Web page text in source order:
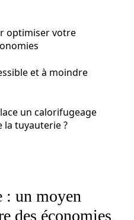
optimiser votre
et à moindre
un calorifugeage
la tuyauterie ?
: un moyen
des économies